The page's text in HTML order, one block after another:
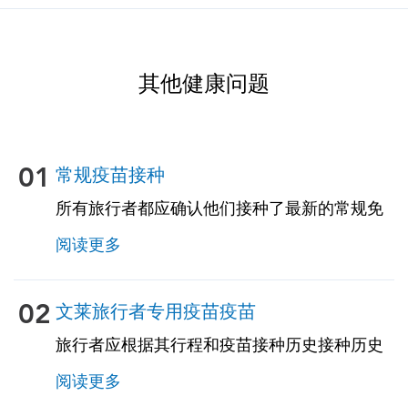
其他健康问题
01 常规疫苗接种
所有旅行者都应确认他们接种了最新的常规免
疫疫接种。其中一些疫苗包括：• 水痘（水
痘）• 破坏伤风-白喉-百日感 • 麻醉-GRAZIA-
风疹（MMR）• 肺球菌（适用于 65 岁及以上
的成年人，以及所有慢性病免疫或疫苗功能低
阅读更多
02 文莱旅行者专用疫苗疫苗
旅行者应根据其行程和疫苗接种历史接种历史
接种为文莱量身定制的旅行相关疫苗接种。见
下文！
阅读更多